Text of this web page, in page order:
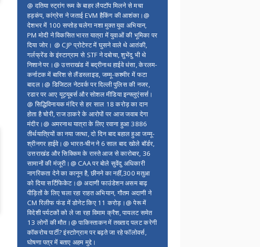
@ दतिया स्ट्रांग रूम के बाहर लैपटॉप मिलने से मचा
हड़कंप, कांग्रेस ने जताई EVM हैकिंग की आशंका।@
देशभर में 100 सप्ताेह चलेगा नशा मुक्त युवा अभियान,
PM मोदी ने विकसित भारत यात्रा में युवाओं की भूमिका पर
दिया जोर। @ CJP प्रोटेस्ट में घुसने वाले थे आतंकी,
गर्लफ्रेंड के इंस्टाग्राम से STF ने दबोचा, शुभेंदु भी थे
निशाने पर।@ उत्तराखंड में बद्रीनाथ हाईवे धंसा, केरलम-
कर्नाटक में बारिश से लैंडस्लाइड, जम्मू-कश्मीर में फटा
बादल।@ डिजिटल नेटवर्क पर दिल्ली पुलिस की नजर,
रडार पर आए यूट्यूबर्स और सोशल मीडिया इन्फ्लुएंसर्स।
@ सिद्धिविनायक मंदिर से हर साल 18 करोड़ का दान
होता है चोरी, राज ठाकरे के आरोपों पर आज जवाब देगा
मंदीर।@ अमरनाथ यात्रा के लिए रवाना हुआ 3886
तीर्थयात्रियों का नया जत्था, दो दिन बाद बहाल हुआ जम्मू-
श्रीनगर हाईवे।@ भारत-चीन ने 6 साल बाद खोले बॉर्डर,
उत्तराखंड और सिक्किम के रास्ते आज से कारोबार, 36
सामानों की मंजूरी।@ CAA पर बोले सुवेंदु अधिकारी
नागरिकता देने का कानून है, छीनने का नहीं,300 मतुआ
को दिया सर्टिफिकेट।@ अदाणी फाउंडेशन असम बाढ़
पीड़ितों के लिए चला रहा राहत अभियान, गौतम अदाणी ने
CM रिलीफ फंड में डोनेट किए 11 करोड़।@ पेरू में
विदेशी पर्यटकों को ले जा रहा विमाम क्रैश, पायलट समेत
13 लोगों की मौत।@ पाकिस्ताकन में तख्ताद पलट करेगी
कॉकरोच पार्टी? इंस्टाोग्राम पर बढ़ते जा रहे फॉलोवर्स,
घोषणा पत्र में बताए अहम मुद्दे।